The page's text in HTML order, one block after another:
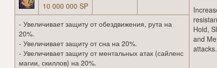
10 000 000 SP
Hold,
and
attacks.
- Увеличивает защиту от обездвижения, рута на
20%.
- Увеличивает защиту от сна на 20%.
- Увеличивает защиту от ментальных атак (сайленс
магии, скиллов) на 20%.